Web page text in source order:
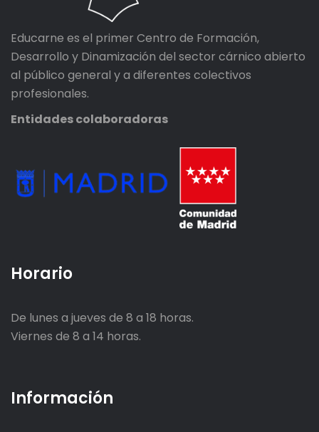
Educarne es el primer Centro de Formación,
Desarrollo y Dinamización del sector cárnico abierto
al público general y a diferentes colectivos
profesionales.
Entidades colaboradoras
Horario
De lunes a jueves de 8 a 18 horas.
Viernes de 8 a 14 horas.
Información